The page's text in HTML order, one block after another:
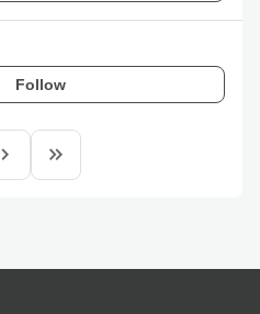
Follow
navigate_next keyboard_double_arrow_right